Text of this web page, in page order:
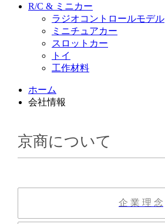
R/C & ミニカー
ラジオコントロールモデル
ミニチュアカー
スロットカー
トイ
工作材料
ホーム
会社情報
京商について
企 業 理 念